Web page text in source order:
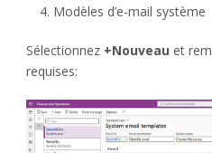
Modèles d’e-mail système
Sélectionnez +Nouveau et
requises: